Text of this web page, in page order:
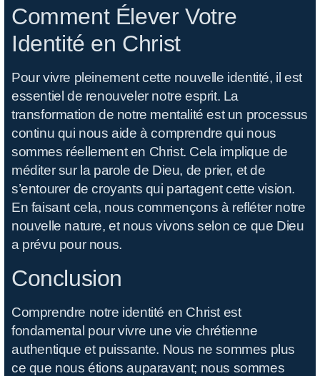
Comment Élever Votre
Identité en Christ
Pour vivre pleinement cette nouvelle identité, il est
essentiel de renouveler notre esprit. La
transformation de notre mentalité est un processus
continu qui nous aide à comprendre qui nous
sommes réellement en Christ. Cela implique de
méditer sur la parole de Dieu, de prier, et de
s’entourer de croyants qui partagent cette vision.
En faisant cela, nous commençons à refléter notre
nouvelle nature, et nous vivons selon ce que Dieu
a prévu pour nous.
Conclusion
Comprendre notre identité en Christ est
fondamental pour vivre une vie chrétienne
authentique et puissante. Nous ne sommes plus
ce que nous étions auparavant; nous sommes